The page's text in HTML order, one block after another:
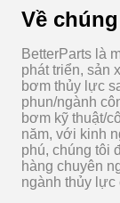
Về
BetterParts là
phát triển, sản
bơm thủy lực
phun/ngành
bơm kỹ thuật/
năm, với kinh
phú, chúng tôi
hàng chuyên
ngành thủy lực